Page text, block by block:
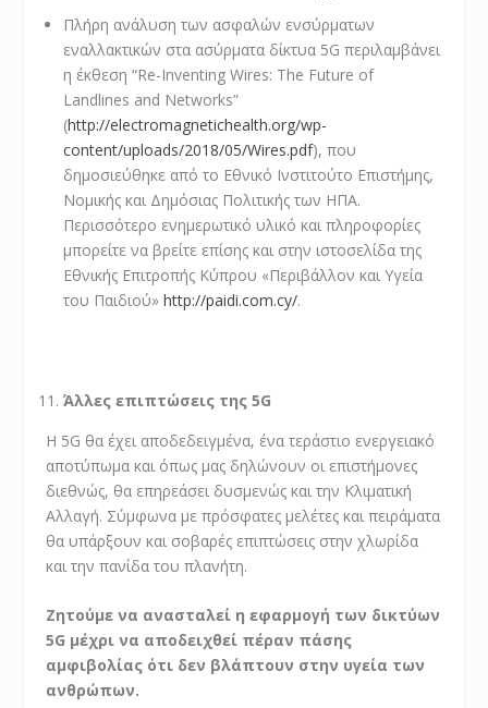
Πλήρη ανάλυση των ασφαλών ενσύρματων
εναλλακτικών στα ασύρματα δίκτυα 5G περιλαμβάνει
η έκθεση “Re-Inventing Wires: The Future of
Landlines and Networks”
(http://electromagnetichealth.org/wp-
content/uploads/2018/05/Wires.pdf), που
δημοσιεύθηκε από το Εθνικό Ινστιτούτο Επιστήμης,
Νομικής και Δημόσιας Πολιτικής των ΗΠΑ.
Περισσότερο ενημερωτικό υλικό και πληροφορίες
μπορείτε να βρείτε επίσης και στην ιστοσελίδα της
Εθνικής Επιτροπής Κύπρου «Περιβάλλον και Υγεία
του Παιδιού»http://paidi.com.cy/.
Άλλες επιπτώσεις της 5G
H 5G θα έχει αποδεδειγμένα, ένα τεράστιο ενεργειακό
αποτύπωμα και όπως μας δηλώνουν οι επιστήμονες
διεθνώς, θα επηρεάσει δυσμενώς και την Κλιματική
Αλλαγή. Σύμφωνα με πρόσφατες μελέτες και πειράματα
θα υπάρξουν και σοβαρές επιπτώσεις στην χλωρίδα
και την πανίδα του πλανήτη.
Ζητούμε να ανασταλεί η εφαρμογή των δικτύων
5G μέχρι να αποδειχθεί πέραν πάσης
αμφιβολίας ότι δεν βλάπτουν στην υγεία των
ανθρώπων.